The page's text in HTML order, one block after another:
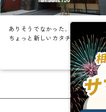
ありそうでなかった、
ちょっと新しいカタチ。